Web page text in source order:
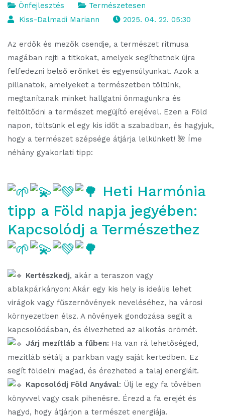
Önfejlesztés
Természetesen
Kiss-Dalmadi Mariann
2025. 04. 22. 05:30
Az erdők és mezők csendje, a természet ritmusa
magában rejti a titkokat, amelyek segíthetnek újra
felfedezni belső erőnket és egyensúlyunkat. Azok a
pillanatok, amelyeket a természetben töltünk,
megtanítanak minket hallgatni önmagunkra és
feltöltődni a természet megújító erejével. Ezen a Föld
napon, töltsünk el egy kis időt a szabadban, és hagyjuk,
hogy a természet szépsége átjárja lelkünket! 🌺 Íme
néhány gyakorlati tipp:
Heti Harmónia
tipp a Föld napja jegyében:
Kapcsolódj a Természethez
Kertészkedj, akár a teraszon vagy
ablakpárkányon: Akár egy kis hely is ideális lehet
virágok vagy fűszernövények neveléséhez, ha városi
környezetben élsz. A növények gondozása segít a
kapcsolódásban, és élvezheted az alkotás örömét.
Járj mezítláb a fűben: Ha van rá lehetőséged,
mezítláb sétálj a parkban vagy saját kertedben. Ez
segít földelni magad, és érezheted a talaj energiáit.
Kapcsolódj Föld Anyával: Ülj le egy fa tövében
könyvvel vagy csak pihenésre. Érezd a fa erejét és
hagyd, hogy átjárjon a természet energiája.